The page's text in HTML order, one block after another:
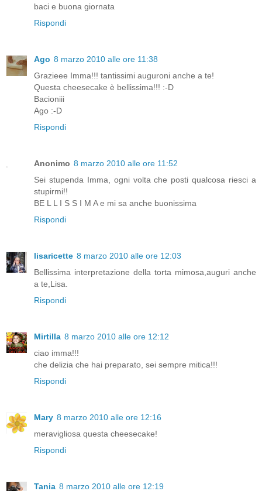
baci e buona giornata
Rispondi
Ago 8 marzo 2010 alle ore 11:38
Grazieee Imma!!! tantissimi auguroni anche a te!
Questa cheesecake è bellissima!!! :-D
Bacioniii
Ago :-D
Rispondi
Anonimo 8 marzo 2010 alle ore 11:52
Sei stupenda Imma, ogni volta che posti qualcosa riesci a
stupirmi!!
BE L L I S S I M A e mi sa anche buonissima
Rispondi
lisaricette 8 marzo 2010 alle ore 12:03
Bellissima interpretazione della torta mimosa,auguri anche
a te,Lisa.
Rispondi
Mirtilla 8 marzo 2010 alle ore 12:12
ciao imma!!!
che delizia che hai preparato, sei sempre mitica!!!
Rispondi
Mary 8 marzo 2010 alle ore 12:16
meravigliosa questa cheesecake!
Rispondi
Tania 8 marzo 2010 alle ore 12:19